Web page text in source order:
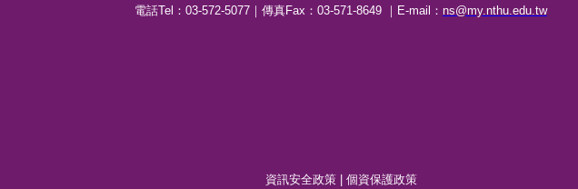
電話Tel：03-572-5077｜傳真Fax：03-571-8649 ｜E-mail： ns@my.nthu.edu.tw
資訊安全政策| 個資保護政策